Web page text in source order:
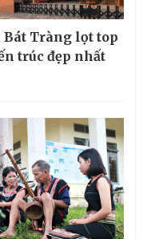
Bát Tràng lọt top
trúc đẹp nhất